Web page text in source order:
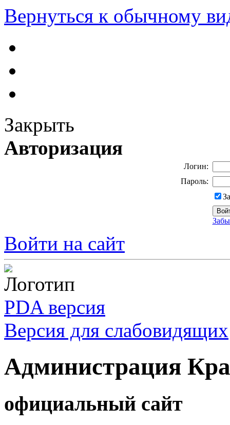
Вернуться к обычному
Закрыть
Авторизация
Логин:
Пароль:
Войти на сайт
PDA версия
Версия для слабовидящих
Администрация
официальный сайт